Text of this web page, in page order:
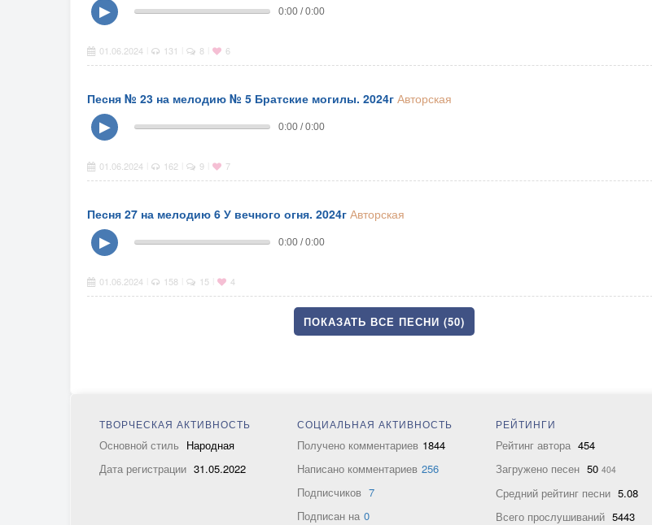
▶
0:00 / 0:00
01.06.2024 131 8 6
Песня № 23 на мелодию № 5 Братские могилы. 2024г Авторская
▶
0:00 / 0:00
01.06.2024 162 9 7
Песня 27 на мелодию 6 У вечного огня. 2024г Авторская
▶
0:00 / 0:00
01.06.2024 158 15 4
ПОКАЗАТЬ ВСЕ ПЕСНИ (50)
ТВОРЧЕСКАЯ АКТИВНОСТЬ
Основной стиль Народная
Дата регистрации 31.05.2022
СОЦИАЛЬНАЯ АКТИВНОСТЬ
Получено комментариев 1844
Написано комментариев 256
Подписчиков 7
Подписан на 0
РЕЙТИНГИ
Рейтинг автора 454
Загружено песен 50 404
Средний рейтинг песни 5.08
Всего прослушиваний 5443